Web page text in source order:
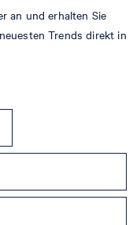
an und erhalten Sie
Trends direkt in